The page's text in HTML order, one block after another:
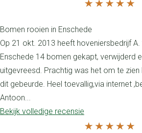
Bomen rooien in Enschede
Op 21 okt. 2013 heeft hoveniersbedrijf A.
Enschede 14 bomen gekapt, verwijderd
uitgevreesd. Prachtig was het om te zien
dit gebeurde. Heel toevallig,via internet
Antoon...
Bekijk volledige recensie